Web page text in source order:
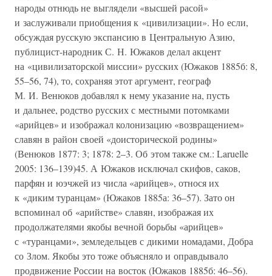
народы отнюдь не выглядели «высшей расой»
и заслуживали приобщения к «цивилизации». Но если,
обсуждая русскую экспансию в Центральную Азию,
публицист-народник С. Н. Южаков делал акцент
на «цивилизаторской миссии» русских (Южаков 1885б: 8,
55–56, 74), то, сохраняя этот аргумент, географ
М. И. Венюков добавлял к нему указание на, пусть
и дальнее, родство русских с местными потомками
«арийцев» и изображал колонизацию «возвращением»
славян в район своей «доисторической родины»
(Венюков 1877: 3; 1878: 2–3. Об этом также см.: Laruelle
2005: 136–139)45. А Южаков исключал скифов, саков,
парфян и юэчжей из числа «арийцев», относя их
к «диким туранцам» (Южаков 1885а: 36–57). Зато он
вспоминал об «арийстве» славян, изображая их
продолжателями якобы вечной борьбы «арийцев»
с «туранцами», земледельцев с дикими номадами, Добра
со Злом. Якобы это тоже объясняло и оправдывало
продвижение России на восток (Южаков 1885б: 46–56).